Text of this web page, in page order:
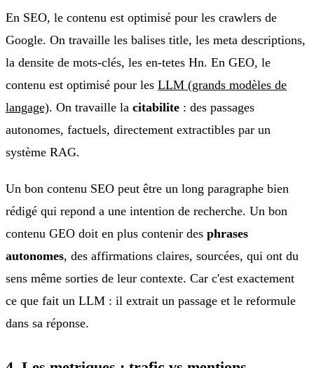
En SEO, le contenu est optimisé pour les crawlers de
Google. On travaille les balises title, les meta descriptions,
la densite de mots-clés, les en-tetes Hn. En GEO, le
contenu est optimisé pour les LLM (grands modèles de
langage). On travaille la citabilite : des passages
autonomes, factuels, directement extractibles par un
système RAG.
Un bon contenu SEO peut être un long paragraphe bien
rédigé qui repond a une intention de recherche. Un bon
contenu GEO doit en plus contenir des phrases
autonomes, des affirmations claires, sourcées, qui ont du
sens même sorties de leur contexte. Car c'est exactement
ce que fait un LLM : il extrait un passage et le reformule
dans sa réponse.